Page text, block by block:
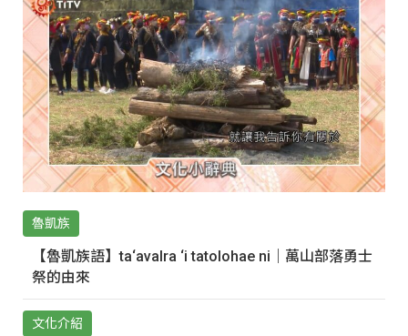
魯凱族
【魯凱族語】ta‘avalra ‘i tatolohae ni｜萬山部落勇士
祭的由來
文化介紹